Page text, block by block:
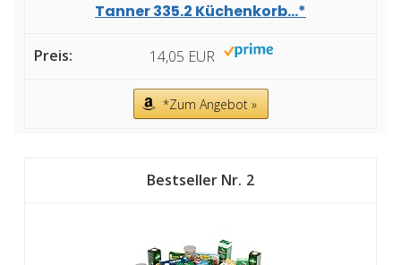
Tanner 335.2 Küchenkorb...*
14,05 EUR
*Zum Angebot »
2